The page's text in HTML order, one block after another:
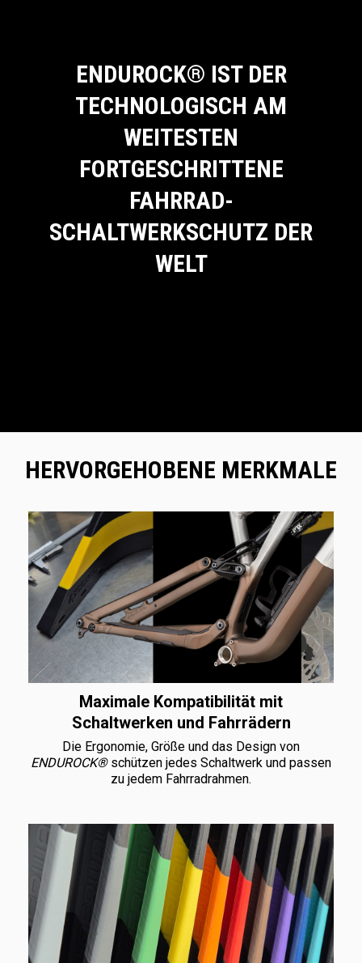
ENDUROCK® IST DER
TECHNOLOGISCH AM
WEITESTEN
FORTGESCHRITTENE
FAHRRAD-
SCHALTWERKSCHUTZ DER
WELT
HERVORGEHOBENE MERKMALE
Maximale Kompatibilität mit
Schaltwerken und Fahrrädern
Die Ergonomie, Größe und das Design von
ENDUROCK®schützen jedes Schaltwerk und passen
zu jedem Fahrradrahmen.